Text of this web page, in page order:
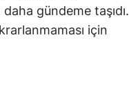
gündeme taşıdı.
için